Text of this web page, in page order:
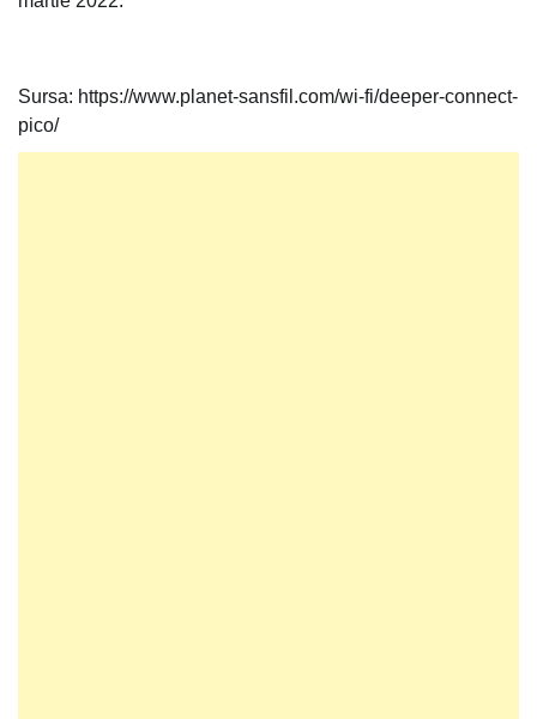
Sursa: https://www.planet-sansfil.com/wi-fi/deeper-connect-
pico/